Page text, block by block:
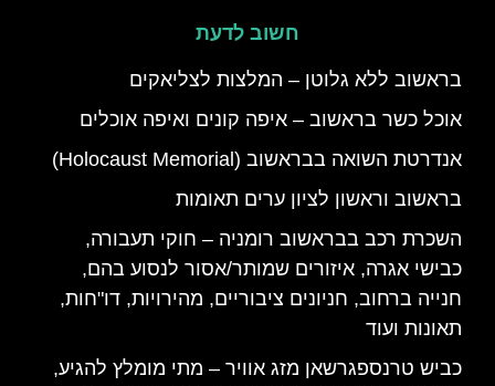
חשוב לדעת
בראשוב ללא גלוטן – המלצות לצליאקים
אוכל כשר בראשוב – איפה קונים ואיפה אוכלים
אנדרטת השואה בבראשוב (Holocaust Memorial)
בראשוב וראשון לציון ערים תאומות
השכרת רכב בבראשוב רומניה – חוקי תעבורה,
כבישי אגרה, איזורים שמותר/אסור לנסוע בהם,
חנייה ברחוב, חניונים ציבוריים, מהירויות, דו"חות,
תאונות ועוד
כביש טרנספגרשאן מזג אוויר – מתי מומלץ להגיע,